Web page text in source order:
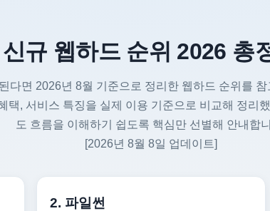
신규 웹하드 순위 2026 총
다면 2026년 8월 기준으로 정리한 웹하드 순위를
택, 서비스 특징을 실제 이용 기준으로 비교해 정리
도 흐름을 이해하기 쉽도록 핵심만 선별해 안내합
[2026년 8월 8일 업데이트]
2. 파일썬